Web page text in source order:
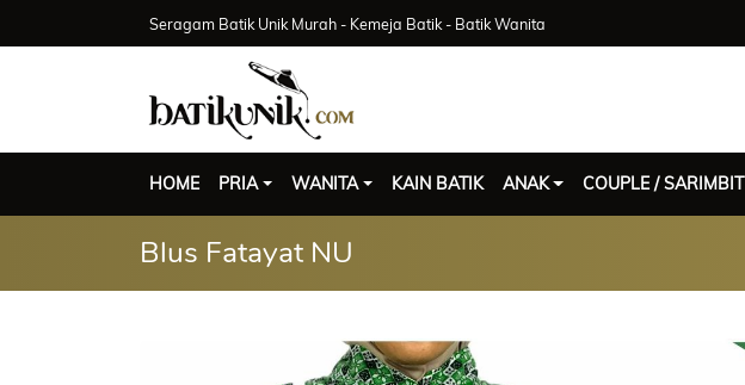
Seragam Batik Unik Murah - Kemeja Batik - Batik Wanita
HOME PRIA WANITA KAIN BATIK ANAK COUPLE / SARIMBIT
Blus Fatayat NU